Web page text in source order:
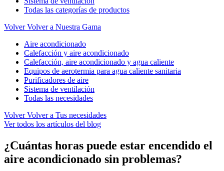
Todas las categorías de productos
Volver Volver a Nuestra Gama
Aire acondicionado
Calefacción y aire acondicionado
Calefacción, aire acondicionado y agua caliente
Equipos de aerotermia para agua caliente sanitaria
Purificadores de aire
Sistema de ventilación
Todas las necesidades
Volver Volver a Tus necesidades
Ver todos los artículos del blog
¿Cuántas horas puede estar encendido el
aire acondicionado sin problemas?